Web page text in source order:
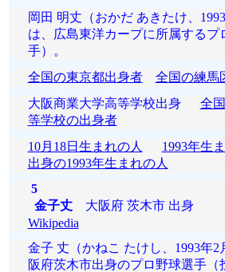
岡田 明丈（おかだ あきたけ、1993
は、広島東洋カープに所属するプ
手）。
全国の東京都出身者
全国の練馬
大阪商業大学高等学校出身 全
等学校の出身者
10月18日生まれの人
1993年生
出身の1993年生まれの人
5
金子丈大阪府 茨木市 出身
Wikipedia
金子 丈（かねこ たけし、1993年2
阪府茨木市出身のプロ野球選手（